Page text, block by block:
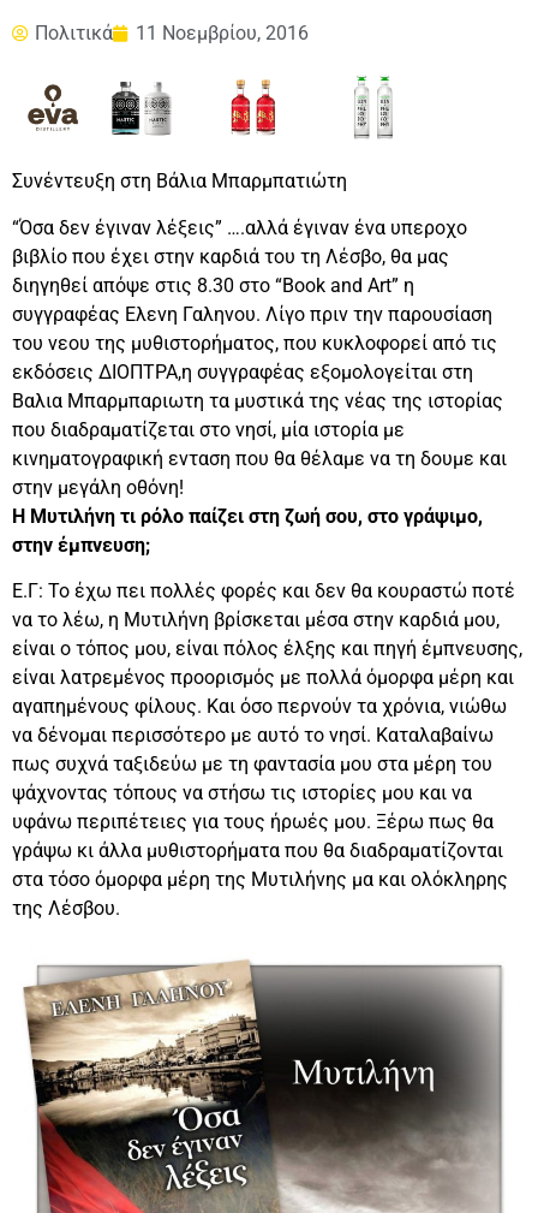
Πολιτικά 11 Νοεμβρίου, 2016
Συνέντευξη στη Βάλια Μπαρμπατιώτη
“Όσα δεν έγιναν λέξεις” ….αλλά έγιναν ένα υπεροχο
βιβλίο που έχει στην καρδιά του τη Λέσβο, θα μας
διηγηθεί απόψε στις 8.30 στο “Book and Art” η
συγγραφέας Ελενη Γαληνου. Λίγο πριν την παρουσίαση
του νεου της μυθιστορήματος, που κυκλοφορεί από τις
εκδόσεις ΔΙΟΠΤΡΑ,η συγγραφέας εξομολογείται στη
Βαλια Μπαρμπαριωτη τα μυστικά της νέας της ιστορίας
που διαδραματίζεται στο νησί, μία ιστορία με
κινηματογραφική ενταση που θα θέλαμε να τη δουμε και
στην μεγάλη οθόνη!
Η Μυτιλήνη τι ρόλο παίζει στη ζωή σου, στο γράψιμο,
στην έμπνευση;
Ε.Γ: Το έχω πει πολλές φορές και δεν θα κουραστώ ποτέ
να το λέω, η Μυτιλήνη βρίσκεται μέσα στην καρδιά μου,
είναι ο τόπος μου, είναι πόλος έλξης και πηγή έμπνευσης,
είναι λατρεμένος προορισμός με πολλά όμορφα μέρη και
αγαπημένους φίλους. Και όσο περνούν τα χρόνια, νιώθω
να δένομαι περισσότερο με αυτό το νησί. Καταλαβαίνω
πως συχνά ταξιδεύω με τη φαντασία μου στα μέρη του
ψάχνοντας τόπους να στήσω τις ιστορίες μου και να
υφάνω περιπέτειες για τους ήρωές μου. Ξέρω πως θα
γράψω κι άλλα μυθιστορήματα που θα διαδραματίζονται
στα τόσο όμορφα μέρη της Μυτιλήνης μα και ολόκληρης
της Λέσβου.